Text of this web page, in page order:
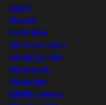
Auto's
Nieuws
Marktdata
Auto's per regio
Autoprijsindex
Autotrends
Autowijzer
Zakelijk leasen